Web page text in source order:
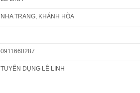
NHA TRANG, KHÁNH HÒA
0911660287
TUYỂN DỤNG LÊ LINH